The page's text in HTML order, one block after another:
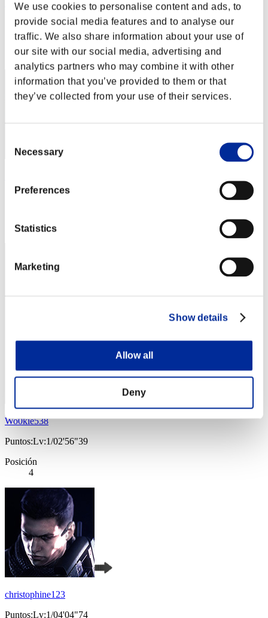
We use cookies to personalise content and ads, to
provide social media features and to analyse our
traffic. We also share information about your use of
our site with our social media, advertising and
analytics partners who may combine it with other
information that you’ve provided to them or that
they’ve collected from your use of their services.
Selection
Necessary
Preferences
Statistics
Marketing
Show details
Allow all
Deny
masaki826z
Puntos:Lv:1/01'56"74
Posición
2
Puntos:Lv:1/02'09"45
3
Wo0kie538
Puntos:Lv:1/02'56"39
Posición
4
christophine123
Puntos:Lv:1/04'04"74